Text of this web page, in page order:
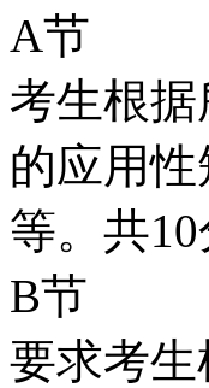
A节
考生根
的应用
等。共10
B节
要求考